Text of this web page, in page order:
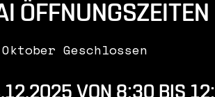
ÖFFNUNGSZEITEN
Geschlossen
VON 8:30 BIS